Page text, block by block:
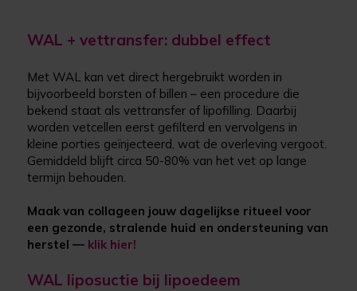
WAL + vettransfer: dubbel effect
Met WAL kan vet direct hergebruikt worden in
bijvoorbeeld borsten of billen – een procedure die
bekend staat als vettransfer of lipofilling. Daarbij
worden vetcellen eerst gefilterd en vervolgens in
kleine porties geïnjecteerd, wat de overleving vergoot.
Gemiddeld blijft circa 50-80% van het vet op lange
termijn behouden.
Maak van collageen jouw dagelijkse ritueel voor
een gezonde, stralende huid en ondersteuning van
herstel — klik hier!
WAL liposuctie bij lipoedeem